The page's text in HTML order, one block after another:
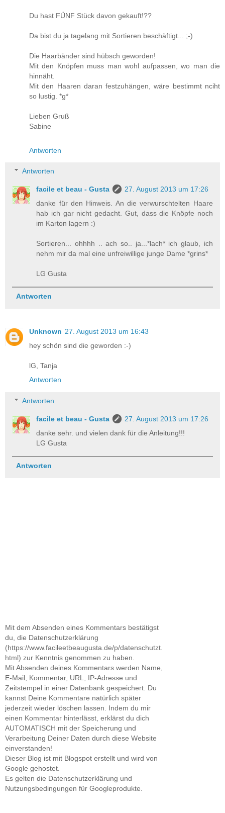
Du hast FÜNF Stück davon gekauft!??
Da bist du ja tagelang mit Sortieren beschäftigt... ;-)
Die Haarbänder sind hübsch geworden!
Mit den Knöpfen muss man wohl aufpassen, wo man die
hinnäht.
Mit den Haaren daran festzuhängen, wäre bestimmt nciht
so lustig. *g*
Lieben Gruß
Sabine
Antworten
Antworten
facile et beau - Gusta
27. August 2013 um 17:26
danke für den Hinweis. An die verwurschtelten Haare
hab ich gar nicht gedacht. Gut, dass die Knöpfe noch
im Karton lagern :)
Sortieren... ohhhh .. ach so.. ja...*lach* ich glaub, ich
nehm mir da mal eine unfreiwillige junge Dame *grins*
LG Gusta
Antworten
Unknown 27. August 2013 um 16:43
hey schön sind die geworden :-)
lG, Tanja
Antworten
Antworten
facile et beau - Gusta
27. August 2013 um 17:26
danke sehr. und vielen dank für die Anleitung!!!
LG Gusta
Antworten
Mit dem Absenden eines Kommentars bestätigst
du, die Datenschutzerklärung
(https://www.facileetbeaugusta.de/p/datenschutzt.
html) zur Kenntnis genommen zu haben.
Mit Absenden deines Kommentars werden Name,
E-Mail, Kommentar, URL, IP-Adresse und
Zeitstempel in einer Datenbank gespeichert. Du
kannst Deine Kommentare natürlich später
jederzeit wieder löschen lassen. Indem du mir
einen Kommentar hinterlässt, erklärst du dich
AUTOMATISCH mit der Speicherung und
Verarbeitung Deiner Daten durch diese Website
einverstanden!
Dieser Blog ist mit Blogspot erstellt und wird von
Google gehostet.
Es gelten die Datenschutzerklärung und
Nutzungsbedingungen für Googleprodukte.